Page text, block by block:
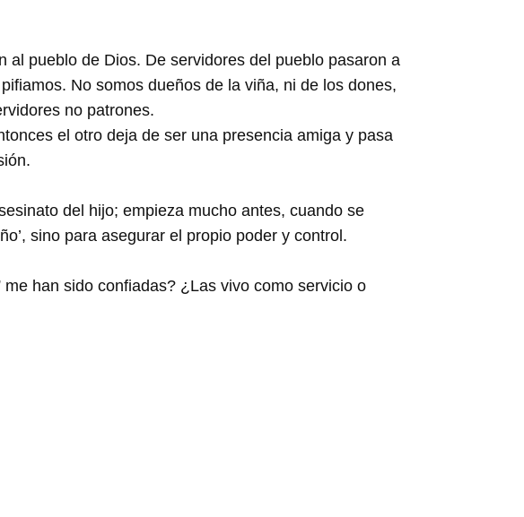
pueblo de Dios. De servidores del pueblo pasaron a
No somos dueños de la viña, ni de los dones,
no patrones.
el otro deja de ser una presencia amiga y pasa
del hijo; empieza mucho antes, cuando se
sino para asegurar el propio poder y control.
han sido confiadas? ¿Las vivo como servicio o